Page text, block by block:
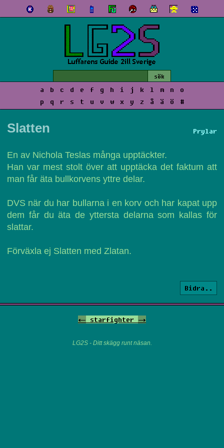
a b c d e f g h i j k l m n
o
p
q r s t u v w x y z å ä ö #
Prylar
Slatten
En av Nichola Teslas många upptäckter.
Han var mest stolt över att upptäcka det faktum att
man får äta bullkorvens yttre delar.
DVS när du har bullarna i en korv och har kapat upp
dem får du äta de yttersta delarna som kallas för
slattar.
Förväxla ej Slatten med Zlatan.
Bidra..
<- starfighter ->
LG2S - Ditt skägg runt näsan.